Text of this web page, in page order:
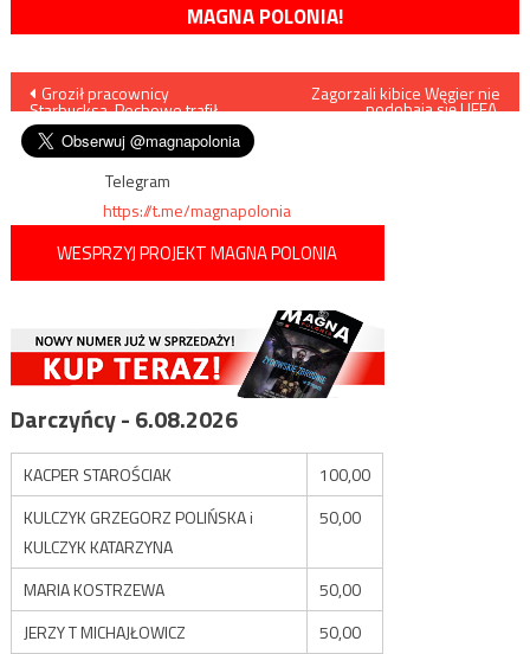
MAGNA POLONIA!
Nawigacja
wpisu
Groził pracownicy
Starbucksa. Pechowo trafił…
Zagorzali kibice Węgier nie
podobają się UEFA.
Telegram
https://t.me/magnapolonia
WESPRZYJ PROJEKT MAGNA POLONIA
Darczyńcy - 6.08.2026
KACPER STAROŚCIAK
100,00
KULCZYK GRZEGORZ POLIŃSKA i
KULCZYK KATARZYNA
50,00
MARIA KOSTRZEWA
50,00
JERZY T MICHAJŁOWICZ
50,00